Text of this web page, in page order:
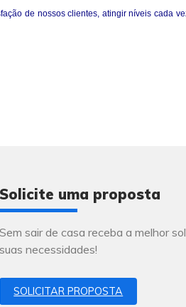
de nossos clientes, atingir níveis cada
Solicite uma proposta
Sem sair de casa receba a melhor
suas necessidades!
SOLICITAR PROPOSTA